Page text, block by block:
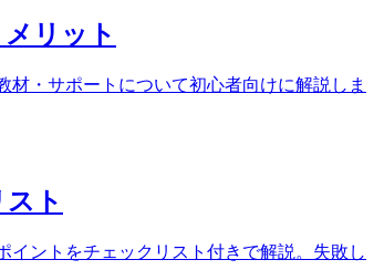
リット
・サポートについて初心者向けに解説しま
ト
ントをチェックリスト付きで解説。失敗し